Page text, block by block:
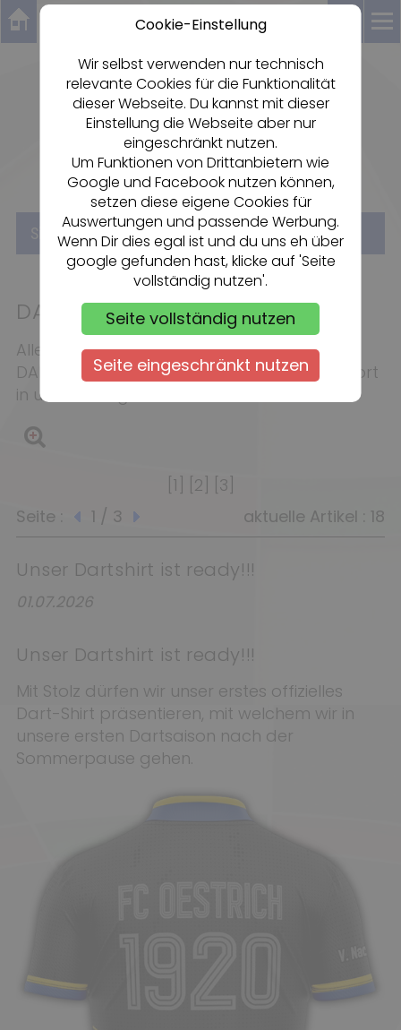
Dartsportzentrum Rheingau
FC OESTRICH 1920 e.V.
Sie sind hier: Start « DART BLOG
DART BLOG
Alle News rund um unseren Verein, das
DARTSPORTZENTRUM RHEINGAU und Dartsport
in unserer Region.
[1] [2]
[3]
aktuelle Artikel : 18
Seite : 1 / 3
Unser Dartshirt ist ready!!!
01.07.2026
Unser Dartshirt ist ready!!!
Mit Stolz dürfen wir unser erstes offizielles
Dart-Shirt präsentieren, mit welchem wir in
unsere ersten Dartsaison nach der
Sommerpause gehen.
Cookie-Einstellung
Wir selbst verwenden nur technisch
relevante Cookies für die Funktionalität
dieser Webseite. Du kannst mit dieser
Einstellung die Webseite aber nur
eingeschränkt nutzen.
Um Funktionen von Drittanbietern wie
Google und Facebook nutzen können,
setzen diese eigene Cookies für
Auswertungen und passende Werbung.
Wenn Dir dies egal ist und du uns eh über
google gefunden hast, klicke auf 'Seite
vollständig nutzen'.
Seite eingeschränkt nutzen
Seite vollständig nutzen